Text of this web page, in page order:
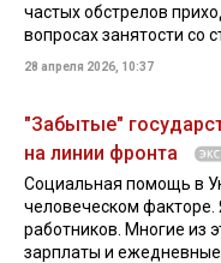
частых обстрелов
вопросах занятости со
28 апреля 2026, 10:37
"Забытые"
на линии фронта
Социальная помощь в
человеческом
работников. Многие из
зарплаты и ежедневные